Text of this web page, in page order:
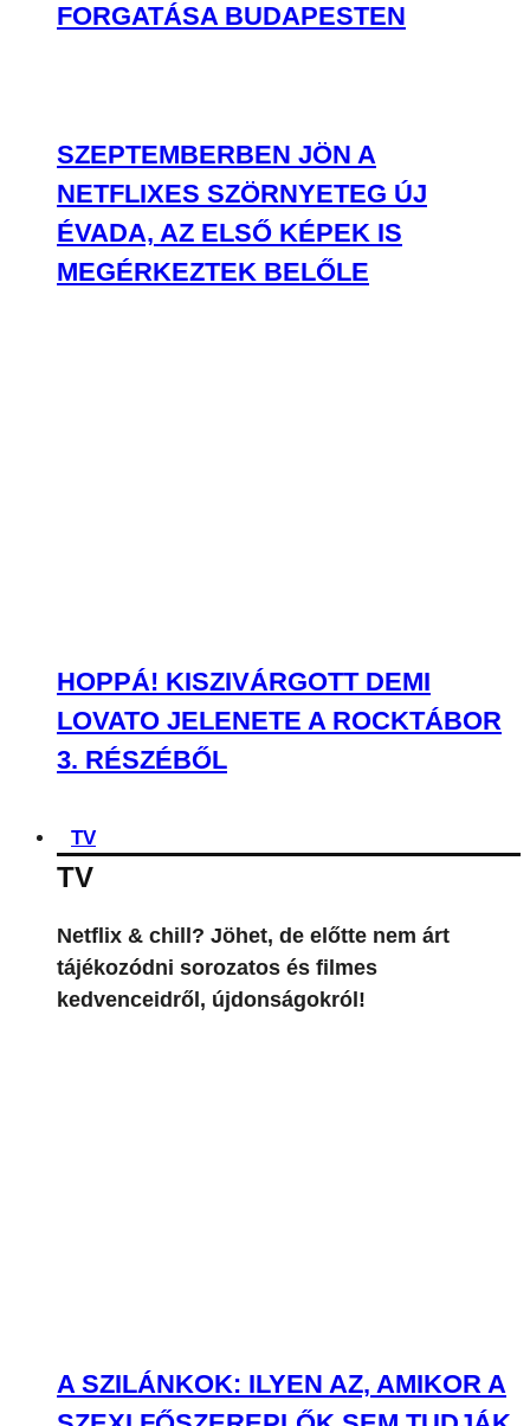
FORGATÁSA BUDAPESTEN
SZEPTEMBERBEN JÖN A
NETFLIXES SZÖRNYETEG ÚJ
ÉVADA, AZ ELSŐ KÉPEK IS
MEGÉRKEZTEK BELŐLE
HOPPÁ! KISZIVÁRGOTT DEMI
LOVATO JELENETE A ROCKTÁBOR
3. RÉSZÉBŐL
TV
TV
Netflix & chill? Jöhet, de előtte nem árt
tájékozódni sorozatos és filmes
kedvenceidről, újdonságokról!
A SZILÁNKOK: ILYEN AZ, AMIKOR A